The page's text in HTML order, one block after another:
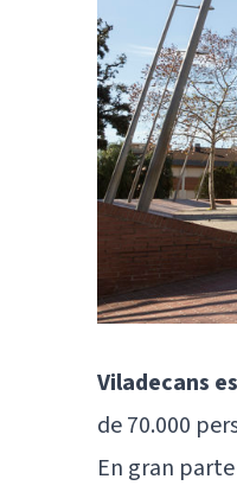
Viladecans
de 70.000
En gran